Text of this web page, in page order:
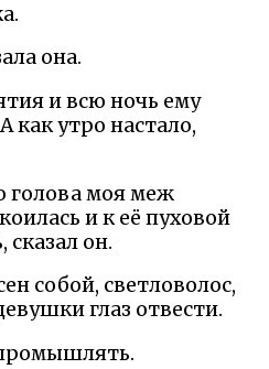
она.
и всю ночь ему
как утро настало,
голова моя меж
и к её пуховой
он.
собой, светловолос,
глаз отвести.